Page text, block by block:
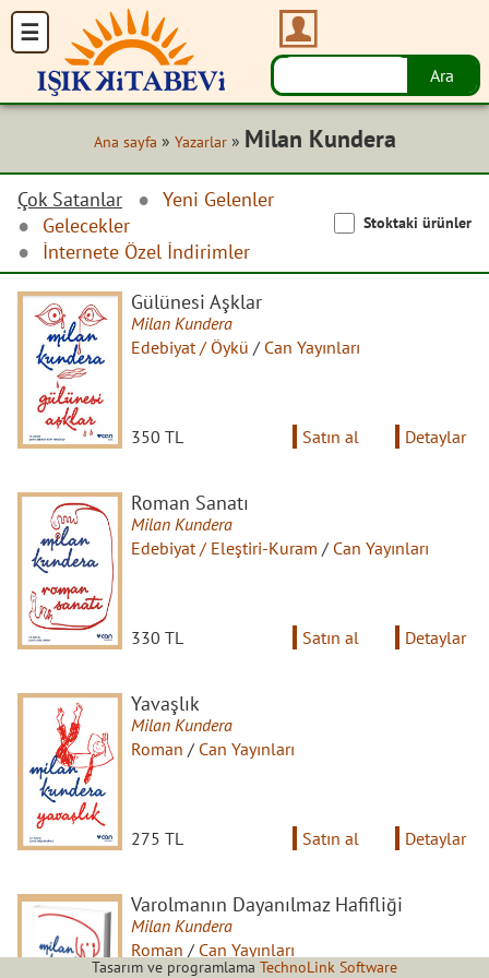
Ana sayfa » Yazarlar» Milan Kundera
Çok Satanlar
Yeni Gelenler
Gelecekler
İnternete Özel İndirimler
Stoktaki ürünler
Gülünesi Aşklar
Milan Kundera
Edebiyat / Öykü / Can Yayınları
350 TL Satın al Detaylar
Roman Sanatı
Milan Kundera
Edebiyat / Eleştiri-Kuram / Can Yayınları
330 TL Satın al Detaylar
Yavaşlık
Milan Kundera
Roman / Can Yayınları
275 TL Satın al Detaylar
Varolmanın Dayanılmaz Hafifliği
Milan Kundera
Roman / Can Yayınları
Tasarım ve programlama TechnoLink Software